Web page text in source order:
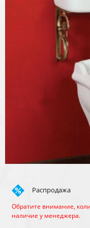
Распродажа
Обратите внимание,
наличие у менеджера.